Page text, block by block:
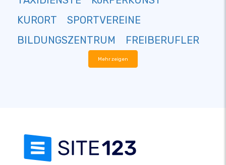
KURORT
SPORTVEREINE
BILDUNGSZENTRUM
FREIBERUFLER
Mehr zeigen